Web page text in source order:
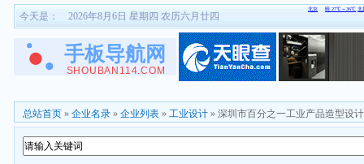
今天是： 2026年8月6日 星期四 农历六月廿四
总站首页 » 企业名录 » 企业列表 » 工业设计 » 深圳市百分之一工业产品造型设